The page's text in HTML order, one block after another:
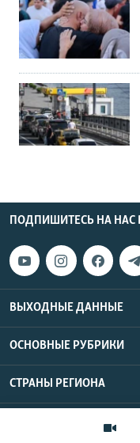
ПОДПИШИТЕСЬ НА НАС
ВЫХОДНЫЕ ДАННЫЕ
ОСНОВНЫЕ РУБРИКИ
СТРАНЫ РЕГИОНА
Азаттык Азия ©